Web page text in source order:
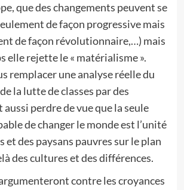
que des changements peuvent se
de façon progressive mais
de façon révolutionnaire,…) mais
elle rejette le « matérialisme ».
remplacer une analyse réelle du
la lutte de classes par des
aussi perdre de vue que la seule
de changer le monde est l’unité
et des paysans pauvres sur le plan
des cultures et des différences.
contre les croyances